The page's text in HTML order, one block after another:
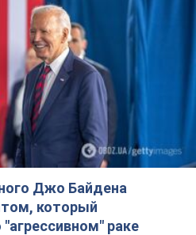
Джо Байдена
который
"агрессивном" раке